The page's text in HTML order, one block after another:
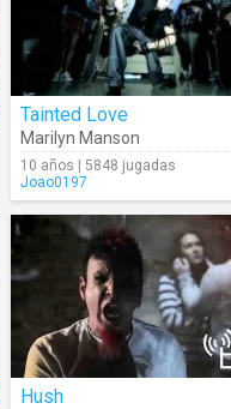
Tainted Love
Marilyn Manson
10 años | 5848 jugadas
Joao0197
Hush